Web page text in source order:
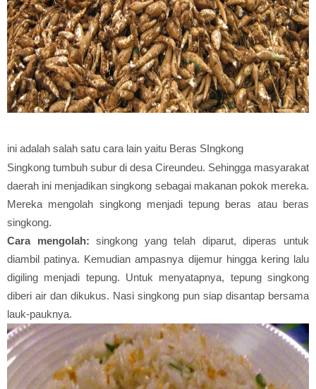
ini adalah salah satu cara lain yaitu Beras SIngkong
Singkong tumbuh subur di desa Cireundeu. Sehingga masyarakat
daerah ini menjadikan singkong sebagai makanan pokok mereka.
Mereka mengolah singkong menjadi tepung beras atau beras
singkong.
Cara mengolah: singkong yang telah diparut, diperas untuk
diambil patinya. Kemudian ampasnya dijemur hingga kering lalu
digiling menjadi tepung. Untuk menyatapnya, tepung singkong
diberi air dan dikukus. Nasi singkong pun siap disantap bersama
lauk-pauknya.